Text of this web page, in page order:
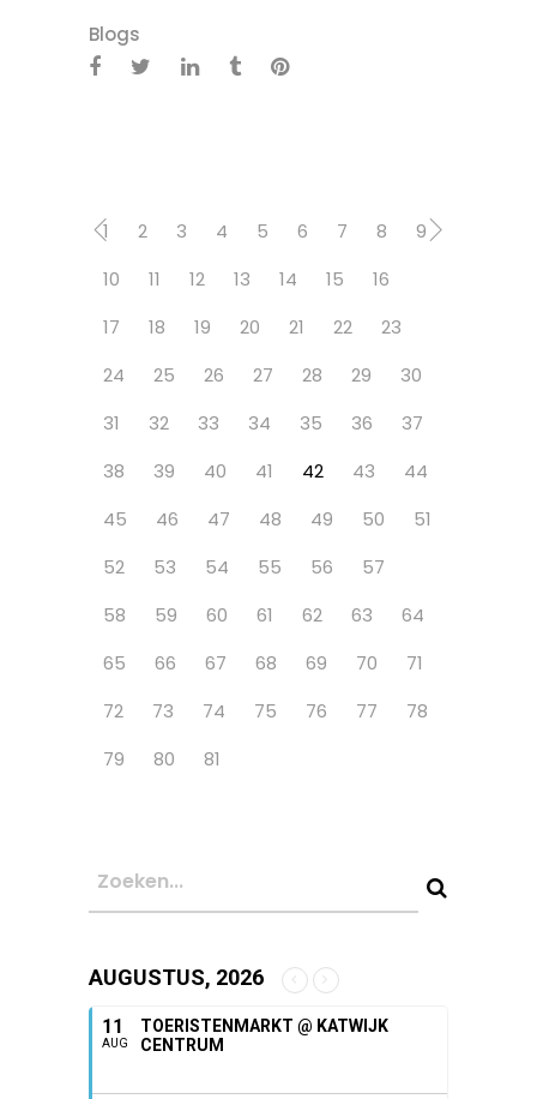
Blogs
1 2 3 4 5 6 7 8
9
10
11 12 13 14 15
16
17
18 19 20 21 22
23
24
25 26 27 28 29
30
31
32 33 34 35 36
37
38
39 40 41 42 43
44
45
46 47 48 49 50
51
52
53 54 55 56
57
58
59 60 61 62 63
64
65
66 67 68 69 70
71
72
73 74 75 76 77
78
79
80 81
AUGUSTUS, 2026
11
AUG
TOERISTENMARKT @ KATWIJK
CENTRUM